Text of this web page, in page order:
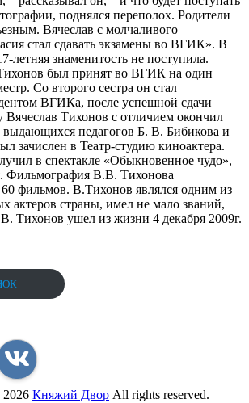
поднялся переполох. Родители
Вячеслав с молчаливого
стал сдавать экзамены во ВГИК». В
летняя знаменитость не поступила.
был принят во ВГИК на один
Со второго сестра он стал
ВГИКа, после успешной сдачи
Вячеслав Тихонов с отличием окончил
педагогов Б. В. Бибикова и
в Театр-студию киноактера.
в спектакле «Обыкновенное чудо»,
Фильмография В.В. Тихонова
60 фильмов. В.Тихонов являлся одним из
актеров страны, имел не мало званий,
Тихонов ушел из жизни 4 декабря 2009г.
2026 Княжий Двор All rights reserved.